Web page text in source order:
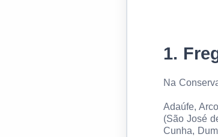
1.
Na
Adaúfe,
(São José
Cunha,